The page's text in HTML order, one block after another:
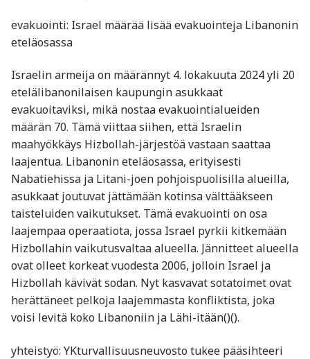
evakuointi: Israel määrää lisää evakuointeja Libanonin
eteläosassa
Israelin armeija on määrännyt 4. lokakuuta 2024 yli 20
etelälibanonilaisen kaupungin asukkaat
evakuoitaviksi, mikä nostaa evakuointialueiden
määrän 70. Tämä viittaa siihen, että Israelin
maahyökkäys Hizbollah-järjestöä vastaan saattaa
laajentua. Libanonin eteläosassa, erityisesti
Nabatiehissa ja Litani-joen pohjoispuolisilla alueilla,
asukkaat joutuvat jättämään kotinsa välttääkseen
taisteluiden vaikutukset. Tämä evakuointi on osa
laajempaa operaatiota, jossa Israel pyrkii kitkemään
Hizbollahin vaikutusvaltaa alueella. Jännitteet alueella
ovat olleet korkeat vuodesta 2006, jolloin Israel ja
Hizbollah kävivät sodan. Nyt kasvavat sotatoimet ovat
herättäneet pelkoja laajemmasta konfliktista, joka
voisi levitä koko Libanoniin ja Lähi-itään​()​().
yhteistyö: YKturvallisuusneuvosto tukee pääsihteeri